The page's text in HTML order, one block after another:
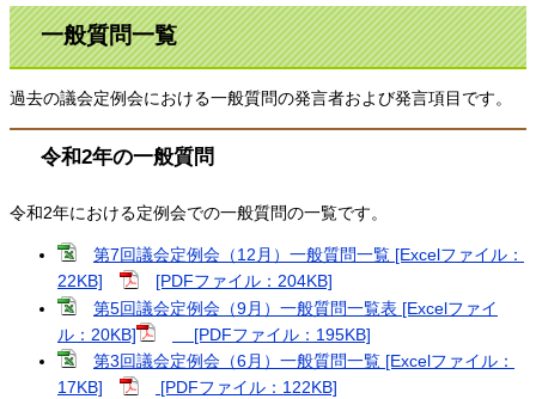
一般質問一覧
過去の議会定例会における一般質問の発言者および発言項目です。
令和2年の一般質問
令和2年における定例会での一般質問の一覧です。
第7回議会定例会（12月）一般質問一覧 [Excelファイル：
22KB]
[PDFファイル：204KB]
第5回議会定例会（9月）一般質問一覧表 [Excelファイ
ル：20KB]
[PDFファイル：195KB]
第3回議会定例会（6月）一般質問一覧 [Excelファイル：
17KB]
[PDFファイル：122KB]